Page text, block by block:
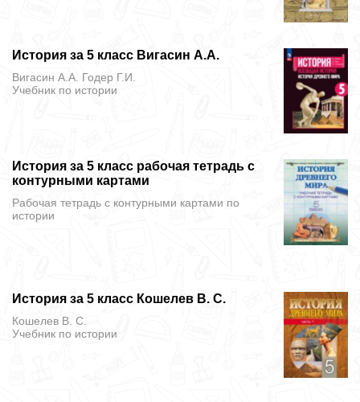
История за 5 класс Вигасин А.А.
Вигасин А.А. Годер Г.И.
Учебник по истории
История за 5 класс рабочая тетрадь с
контурными картами
Рабочая тетрадь с контурными картами по
истории
История за 5 класс Кошелев В. С.
Кошелев В. С.
Учебник по истории